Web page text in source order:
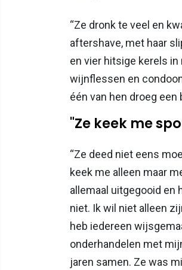
“Ze dronk te veel en
aftershave, met haar
en vier hitsige kerels
wijnflessen en
één van hen droeg
"Ze keek me
“Ze deed niet eens
keek me alleen maar
allemaal uitgegooid en
niet. Ik wil niet alleen
heb iedereen
onderhandelen met
jaren samen. Ze was